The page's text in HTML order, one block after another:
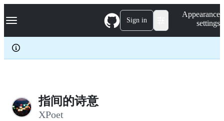
k
p
c
Navigation Menu Sign in
Appearance
settings
指间的诗意
XPoet